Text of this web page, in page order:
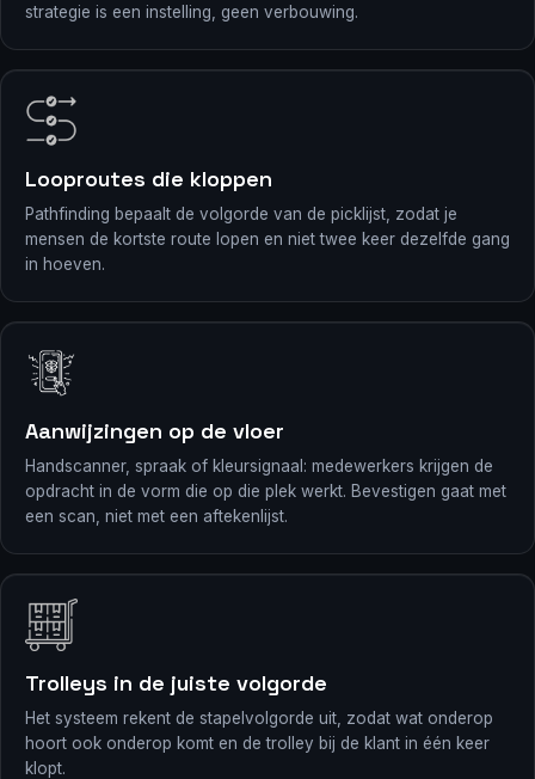
strategie is een instelling, geen verbouwing.
Looproutes die kloppen
Pathfinding bepaalt de volgorde van de picklijst, zodat je
mensen de kortste route lopen en niet twee keer dezelfde gang
in hoeven.
Aanwijzingen op de vloer
Handscanner, spraak of kleursignaal: medewerkers krijgen de
opdracht in de vorm die op die plek werkt. Bevestigen gaat met
een scan, niet met een aftekenlijst.
Trolleys in de juiste volgorde
Het systeem rekent de stapelvolgorde uit, zodat wat onderop
hoort ook onderop komt en de trolley bij de klant in één keer
klopt.